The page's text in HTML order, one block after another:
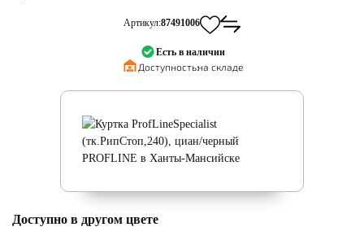
Артикул:87491006
Есть в наличии
Доступность:на складе
Доступно в другом цвете